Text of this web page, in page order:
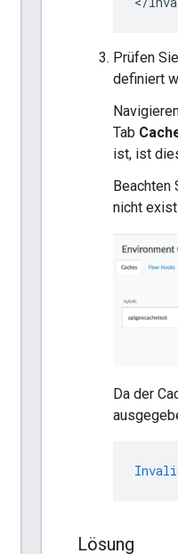
Prüfen
definiert
Tab
ist, ist
Beachten
nicht
Da der
Lösung